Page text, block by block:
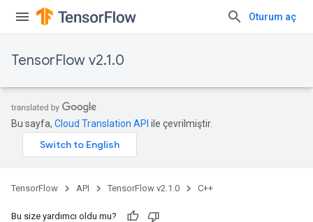
Oturum aç
TensorFlow v2.1.0
Bu sayfa, Cloud Translation API ile çevrilmiştir.
TensorFlow API TensorFlow v2.1.0 C++
Bu size yardımcı oldu mu?